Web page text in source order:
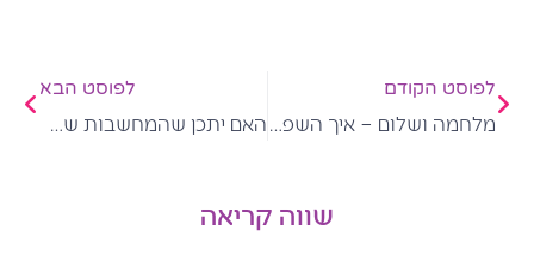
לפוסט הקודם
מלחמה ושלום – איך השפה מעצבת את האכילה שלנו
לפוסט הבא
האם יתכן שהמחשבות שלך הן אלו שקובעות את המשקל שלך?
שווה קריאה